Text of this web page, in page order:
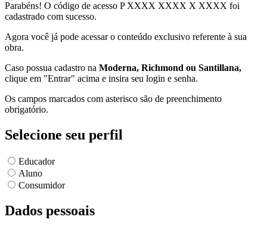
Parabéns! O código de acesso P XXXX XXXX X XXXX foi
cadastrado com sucesso.
Agora você já pode acessar o conteúdo exclusivo referente à sua
obra.
Caso possua cadastro na Moderna, Richmond ou Santillana,
clique em "Entrar" acima e insira seu login e senha.
Os campos marcados com asterisco são de preenchimento
obrigatório.
Selecione seu perfil
Educador
Aluno
Consumidor
Dados pessoais